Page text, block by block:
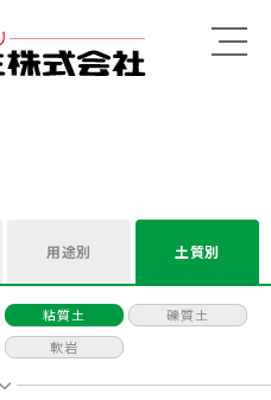
MENU
用途別 土質別
粘質土
礫質土
軟岩